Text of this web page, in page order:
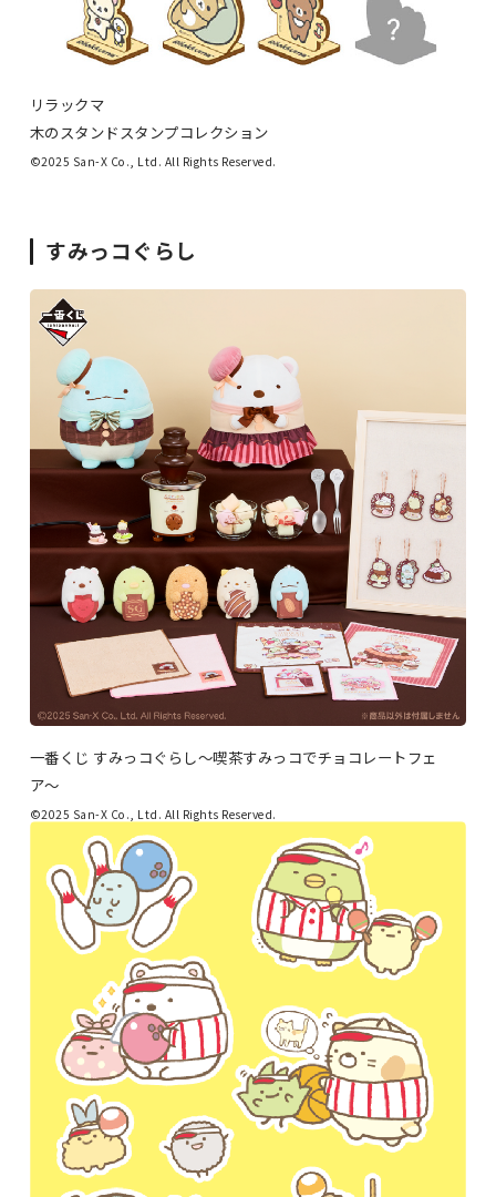
リラックマ
木のスタンドスタンプコレクション
©2025 San-X Co., Ltd. All Rights Reserved.
すみっコぐらし
一番くじ すみっコぐらし〜喫茶すみっコでチョコレートフェ
ア〜
©2025 San-X Co., Ltd. All Rights Reserved.